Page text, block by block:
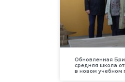
Обновленная
средняя школа
в новом учебном